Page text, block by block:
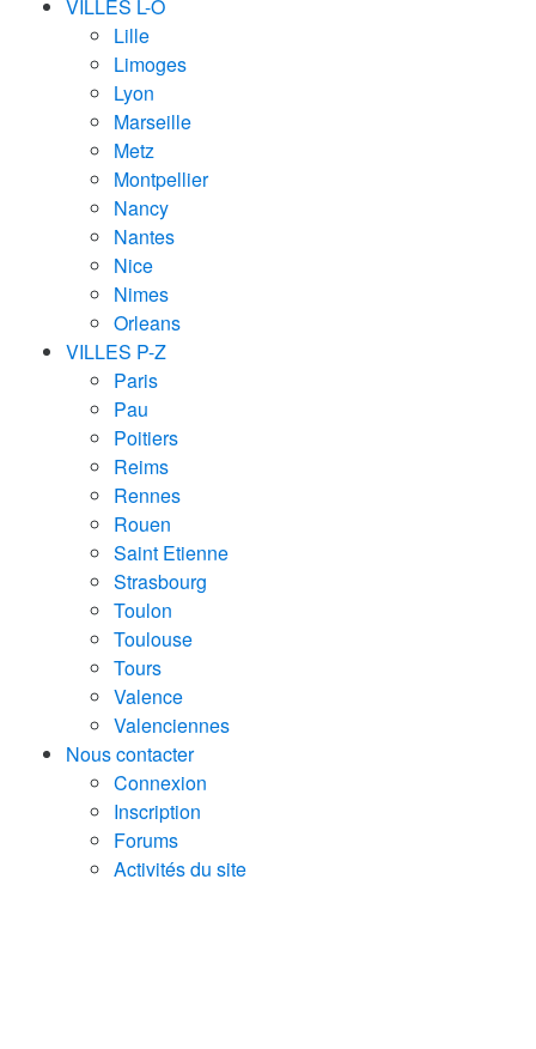
VILLES L-O
Lille
Limoges
Lyon
Marseille
Metz
Montpellier
Nancy
Nantes
Nice
Nimes
Orleans
VILLES P-Z
Paris
Pau
Poitiers
Reims
Rennes
Rouen
Saint Etienne
Strasbourg
Toulon
Toulouse
Tours
Valence
Valenciennes
Nous contacter
Connexion
Inscription
Forums
Activités du site